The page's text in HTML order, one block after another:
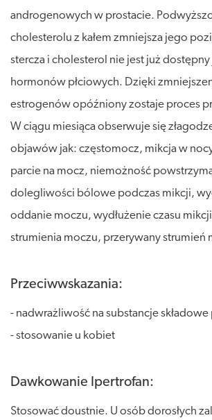
androgenowych w prostacie.
cholesterolu z kałem zmniejsza jego
stercza i cholesterol nie jest już
hormonów płciowych. Dzięki
estrogenów opóźniony zostaje proces
W ciągu miesiąca obserwuje się
objawów jak: częstomocz, mikcja w
parcie na mocz, niemożność
dolegliwości bólowe podczas mikcji,
oddanie moczu, wydłużenie czasu
strumienia moczu, przerywany strumień
Przeciwwskazania:
- nadwrażliwość na substancje składowe
- stosowanie u kobiet
Dawkowanie Ipertrofan:
Stosować doustnie. U osób dorosłych